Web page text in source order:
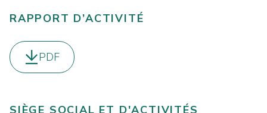
RAPPORT D’ACTIVITÉ
Télécharger le
PDF